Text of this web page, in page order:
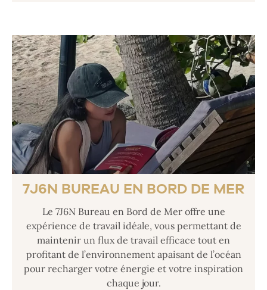
7J6N BUREAU EN BORD DE MER
Le 7J6N Bureau en Bord de Mer offre une
expérience de travail idéale, vous permettant de
maintenir un flux de travail efficace tout en
profitant de l’environnement apaisant de l’océan
pour recharger votre énergie et votre inspiration
chaque jour.